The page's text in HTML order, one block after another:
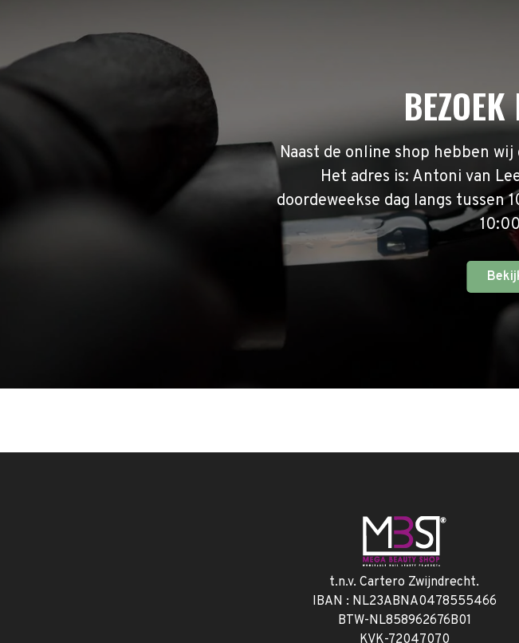
Naast de online shop hebben
Het adres is: Antoni van
doordeweekse dag langs tussen
t.n.v. Cartero Zwijndrecht.
IBAN : NL23ABNA0478555466
BTW-NL858962676B01
KVK-72047070